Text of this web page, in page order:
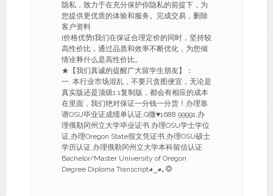
隐私，致力于在充分保护你隐私的前提下，为
您提供更优质的体验和服务。完成交易，删除
客户资料
[价格优势]我们在保证合理定价的同时，坚持较
高性价比，通过品质和效率不断优化，为您倾
情诠释什么是高性价比。
★【我们真诚的提醒广大留学生朋友】：
一. 本行业市场混乱，不要只贪图便宜，无论是
真实版还是顶级1:1复制版，都会有相应的成本
在里面，我们绝对保证一分钱一分货！办理靠
谱OSU毕业证成绩单认证,Q微♥1688 99991,办
理俄勒冈州立大学毕业证书,办理OSU学士学位
证,办理Oregon State假文凭证书,办理OSU硕士
学历认证,办理俄勒冈州立大学本科留信认证
Bachelor/Master University of Oregon
Degree Diploma Transcript◕‿◕｡◎